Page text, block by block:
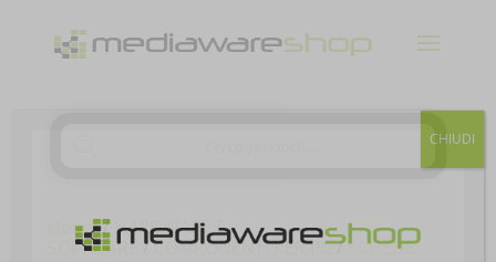
Home/ HARDWARE E
SOFTWARE /COMPONENTI PER PC/SCHEDE
CHIUDI